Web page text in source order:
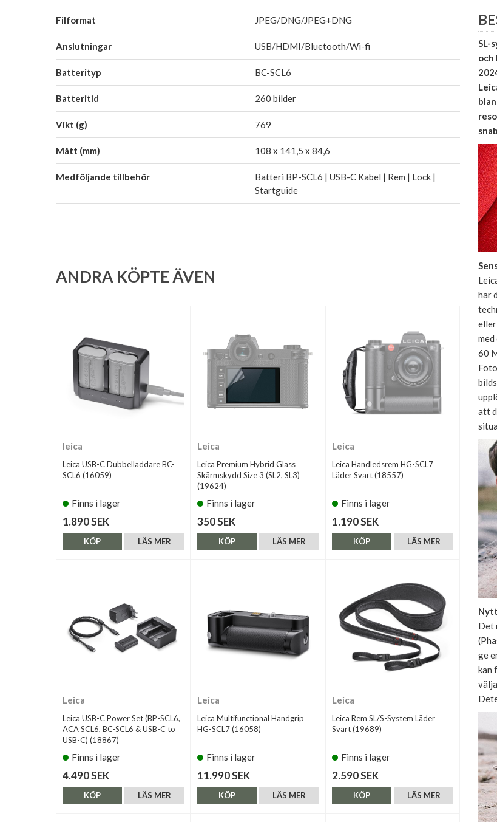
SL-
och
har
60
att
Det
ge
kan
Filformat JPEG/DNG/JPEG+DNG
Anslutningar USB/HDMI/Bluetooth/Wi-fi
Batterityp BC-SCL6
Batteritid 260 bilder
Vikt (g) 769
Mått (mm) 108 x 141,5 x 84,6
Medföljande tillbehör
Batteri BP-SCL6 | USB-C Kabel | Rem | Lock |
Startguide
ANDRA KÖPTE ÄVEN
leica
Leica USB-C Dubbelladdare BC-
SCL6 (16059)
Finns i lager
1.890 SEK
LÄS MER
KÖP
Leica
Leica Premium Hybrid Glass
Skärmskydd Size 3 (SL2, SL3)
(19624)
Finns i lager
350 SEK
LÄS MER
KÖP
Leica
Leica Handledsrem HG-SCL7
Läder Svart (18557)
Finns i lager
1.190 SEK
LÄS MER
KÖP
Leica
Leica USB-C Power Set (BP-SCL6,
ACA SCL6, BC-SCL6 & USB-C to
USB-C) (18867)
Finns i lager
4.490 SEK
LÄS MER
KÖP
Leica
Leica Multifunctional Handgrip
HG-SCL7 (16058)
Finns i lager
11.990 SEK
LÄS MER
KÖP
Leica
Leica Rem SL/S-System Läder
Svart (19689)
Finns i lager
2.590 SEK
LÄS MER
KÖP